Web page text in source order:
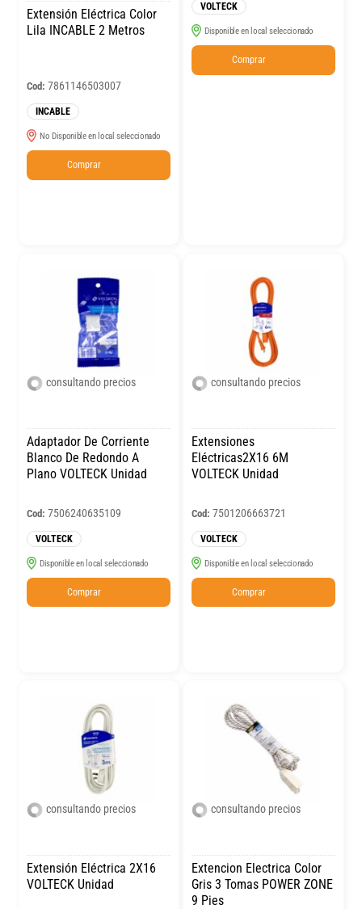
Extensión Eléctrica Color
Lila INCABLE 2 Metros
Cod: 7861146503007
INCABLE
No Disponible en local seleccionado
Comprar
VOLTECK
Disponible en local seleccionado
Comprar
consultando precios
Adaptador De Corriente
Blanco De Redondo A
Plano VOLTECK Unidad
Cod: 7506240635109
VOLTECK
Disponible en local seleccionado
Comprar
consultando precios
Extensiones
Eléctricas2X16 6M
VOLTECK Unidad
Cod: 7501206663721
VOLTECK
Disponible en local seleccionado
Comprar
consultando precios
Extensión Eléctrica 2X16
VOLTECK Unidad
consultando precios
Extencion Electrica Color
Gris 3 Tomas POWER ZONE
9 Pies